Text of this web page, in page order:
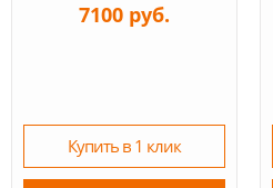
7100 руб.
Купить в 1 клик